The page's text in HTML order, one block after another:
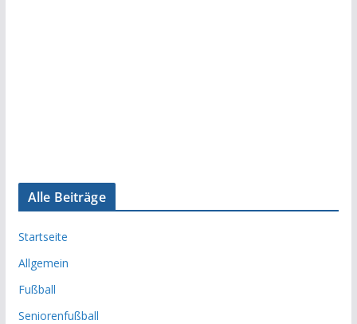
Alle Beiträge
Startseite
Allgemein
Fußball
Seniorenfußball